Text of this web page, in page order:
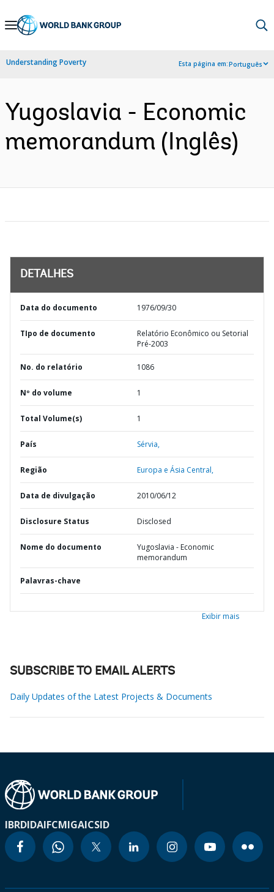
Skip
Navigation
Understanding Poverty Esta página em:Português
Yugoslavia - Economic
memorandum (Inglês)
DETALHES
Data do documento 1976/09/30
TIpo de documento
Relatório Econômico ou Setorial
Pré-2003
No. do relatório 1086
Nº do volume 1
Total Volume(s) 1
País Sérvia,
Região Europa e Ásia Central,
Data de divulgação 2010/06/12
Disclosure Status Disclosed
Nome do documento
Yugoslavia - Economic
memorandum
Palavras-chave
Exibir mais
SUBSCRIBE TO EMAIL ALERTS
Daily Updates of the Latest Projects & Documents
IBRDIDAIFCMIGAICSID